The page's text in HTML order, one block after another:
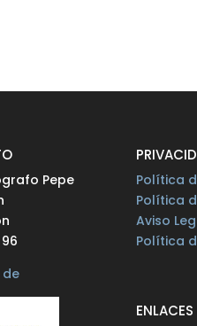
Pepe
de
Política
Política
Aviso
Política
ENLACES